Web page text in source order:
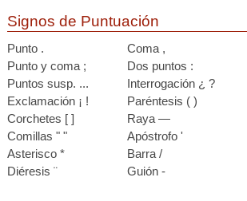
Signos de Puntuación
Punto .
Coma ,
Punto y coma ;
Dos puntos :
Puntos susp. ...
Interrogación ¿ ?
Exclamación ¡ !
Paréntesis ( )
Corchetes [ ]
Raya —
Comillas " "
Apóstrofo '
Asterisco *
Barra /
Diéresis ¨
Guión -